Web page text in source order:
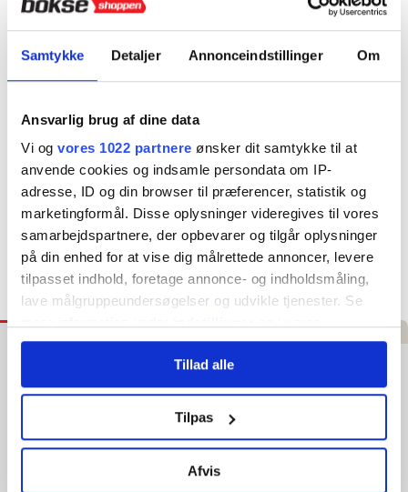
Samtykke Detaljer Annonceindstillinger Om
Ansvarlig brug af dine data
Vi og vores 1022 partnere ønsker dit samtykke til at
anvende cookies og indsamle persondata om IP-
adresse, ID og din browser til præferencer, statistik og
marketingformål. Disse oplysninger videregives til vores
samarbejdspartnere, der opbevarer og tilgår oplysninger
på din enhed for at vise dig målrettede annoncer, levere
tilpasset indhold, foretage annonce- og indholdsmåling,
lave målgruppeundersøgelser og udvikle tjenester. Se
persondatapolitik. Du kan altid trække dit samtykke
tilbage eller ændre indstillinger fra vores
"Cookiedeklaration", eller ved at trykke på "Privacy
Hvis du tillader det, vil vi også gerne:
Indsamle præcise oplysninger om din placering, der
Tillad alle
Tilpas
Afvis
Everlast Dobbelt
Sort
Fri fragt
ved køb over 999 kr.
Hurtig levering
1–3 hverdage
4,8 ★ på E-mærket
Verificeret webshop
Tilføj til Ønskeskyen
Beskrivelse Specifikationer Anmeldelser
Everlast 1910 Hook & Loop Sparring
Boksehandske (Sort)
boksehandsker - en moderne opdatering af en legendarisk
linje. Disse handske er konstrueret med premium læder, en